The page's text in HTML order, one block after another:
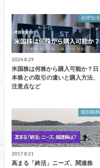
基礎知識
2024.8.29
米国株は何株から購入可能か？日
本株との取引の違いと購入方法、
注意点など
個別銘柄
2017.8.21
高まる「終活」ニーズ、関連株